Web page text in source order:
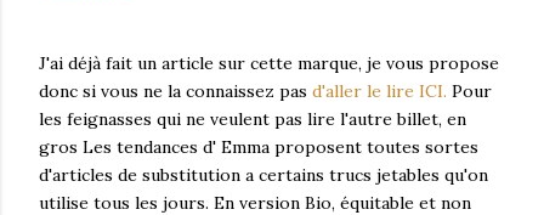
J'ai déjà fait un article sur cette marque, je vous propose
donc si vous ne la connaissez pas d'aller le lire ICI. Pour
les feignasses qui ne veulent pas lire l'autre billet, en
gros Les tendances d' Emma proposent toutes sortes
d'articles de substitution a certains trucs jetables qu'on
utilise tous les jours. En version Bio, équitable et non